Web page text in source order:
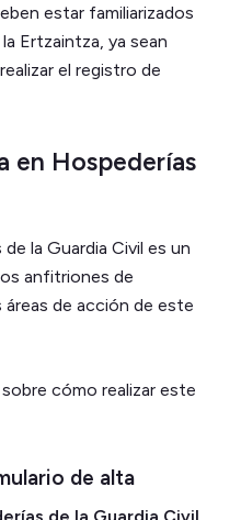
estar familiarizados
Ertzaintza, ya sean
el registro de
en Hospederías
la Guardia Civil es un
anfitriones de
de acción de este
cómo realizar este
de alta